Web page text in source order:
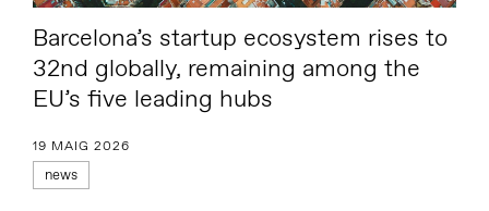
Barcelona’s startup ecosystem rises to
32nd globally, remaining among the
EU’s five leading hubs
19 MAIG 2026
news